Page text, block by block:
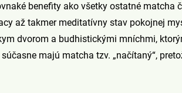
benefity ako všetky ostatné
až takmer meditatívny stav pokojnej
dvorom a budhistickými mníchmi,
majú matcha tzv. „načítaný“,